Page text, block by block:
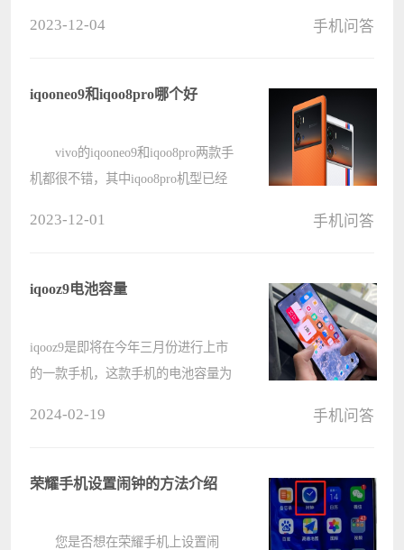
有哪些升级 一、外观 ????
2023-12-04 手机问答
iqooneo9和iqoo8pro哪个好
vivo的iqooneo9和iqoo8pro两款手
机都很不错，其中iqoo8pro机型已经
哪个好 答：iqooneo9好。 ????
2023-12-01 手机问答
iqooz9电池容量
iqooz9是即将在今年三月份进行上市
的一款手机，这款手机的电池容量为
6000mAh iqooz9的电池容量也是????
2024-02-19 手机问答
荣耀手机设置闹钟的方法介绍
您是否想在荣耀手机上设置闹